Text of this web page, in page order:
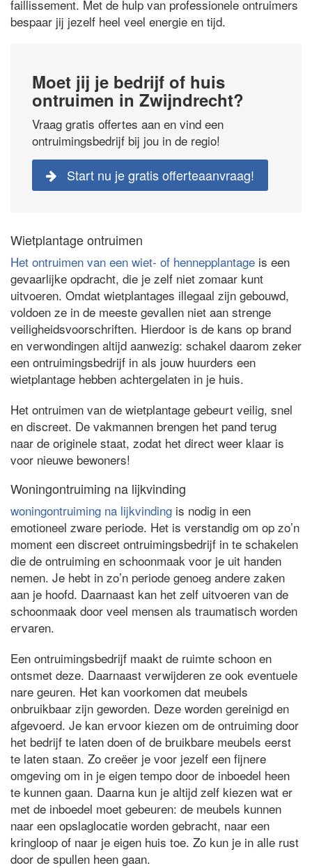
faillissement. Met de hulp van professionele ontruimers
bespaar jij jezelf heel veel energie en tijd.
Moet jij je bedrijf of huis
ontruimen in Zwijndrecht?
Vraag gratis offertes aan en vind een
ontruimingsbedrijf bij jou in de regio!
Start nu je gratis offerteaanvraag!
Wietplantage ontruimen
Het ontruimen van een wiet- of hennepplantage is een
gevaarlijke opdracht, die je zelf niet zomaar kunt
uitvoeren. Omdat wietplantages illegaal zijn gebouwd,
voldoen ze in de meeste gevallen niet aan strenge
veiligheidsvoorschriften. Hierdoor is de kans op brand
en verwondingen altijd aanwezig: schakel daarom zeker
een ontruimingsbedrijf in als jouw huurders een
wietplantage hebben achtergelaten in je huis.
Het ontruimen van de wietplantage gebeurt veilig, snel
en discreet. De vakmannen brengen het pand terug
naar de originele staat, zodat het direct weer klaar is
voor nieuwe bewoners!
Woningontruiming na lijkvinding
woningontruiming na lijkvinding is nodig in een
emotioneel zware periode. Het is verstandig om op zo’n
moment een discreet ontruimingsbedrijf in te schakelen
die de ontruiming en schoonmaak voor je uit handen
nemen. Je hebt in zo’n periode genoeg andere zaken
aan je hoofd. Daarnaast kan het zelf uitvoeren van de
schoonmaak door veel mensen als traumatisch worden
ervaren.
Een ontruimingsbedrijf maakt de ruimte schoon en
ontsmet deze. Daarnaast verwijderen ze ook eventuele
nare geuren. Het kan voorkomen dat meubels
onbruikbaar zijn geworden. Deze worden gereinigd en
afgevoerd. Je kan ervoor kiezen om de ontruiming door
het bedrijf te laten doen of de bruikbare meubels eerst
te laten staan. Zo creëer je voor jezelf een fijnere
omgeving om in je eigen tempo door de inboedel heen
te kunnen gaan. Daarna kun je altijd zelf kiezen wat er
met de inboedel moet gebeuren: de meubels kunnen
naar een opslaglocatie worden gebracht, naar een
kringloop of naar je eigen huis toe. Zo kun je in alle rust
door de spullen heen gaan.